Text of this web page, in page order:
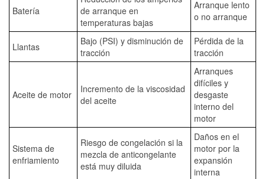
Batería
de arranque en
temperaturas bajas
Arranque lento
o no arranque
Llantas
Bajo (PSI) y disminución de
tracción
Pérdida de la
tracción
Aceite de motor
Incremento de la viscosidad
del aceite
Arranques
difíciles y
desgaste
interno del
motor
Sistema de
enfriamiento
Riesgo de congelación si la
mezcla de anticongelante
está muy diluida
Daños en el
motor por la
expansión
interna